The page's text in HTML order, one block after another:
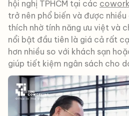
hội nghị TPHCM tại các
trở nên phổ biến và được
thích nhờ tính năng ưu việt và
nổi bật đầu tiên là giá cả rất
hơn nhiều so với khách sạn
giúp tiết kiệm ngân sách cho